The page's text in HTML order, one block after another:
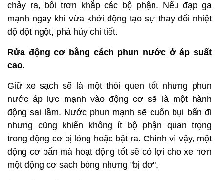
chảy ra, bôi trơn khắp các bộ phận. Nếu đạp ga
mạnh ngay khi vừa khởi động tạo sự thay đổi nhiệt
độ đột ngột, phá hủy chi tiết.
Rửa động cơ bằng cách phun nước ở áp suất
cao.
Giữ xe sạch sẽ là một thói quen tốt nhưng phun
nước áp lực mạnh vào động cơ sẽ là một hành
động sai lầm. Nước phun mạnh sẽ cuốn bụi bẩn đi
nhưng cũng khiến không ít bộ phận quan trọng
trong động cơ bị lỏng hoặc bật ra. Chính vì vậy, một
động cơ bẩn mà hoạt động tốt sẽ có lợi cho xe hơn
một động cơ sạch bóng nhưng "bị đơ".